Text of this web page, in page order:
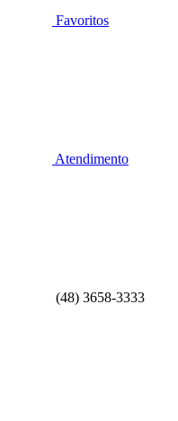
Favoritos
Atendimento
(48) 3658-3333